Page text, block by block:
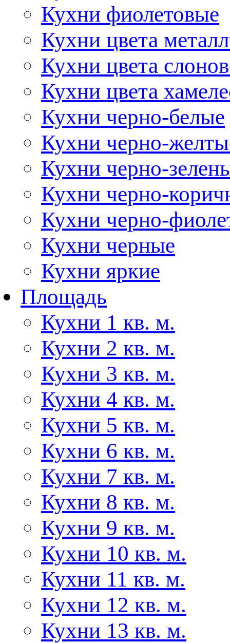
Кухни фиолетовые
Кухни цвета
Кухни цвета
Кухни цвета
Кухни черно-белые
Кухни черно-
Кухни черно-
Кухни черно-
Кухни черно-
Кухни черные
Кухни яркие
Площадь
Кухни 1 кв. м.
Кухни 2 кв. м.
Кухни 3 кв. м.
Кухни 4 кв. м.
Кухни 5 кв. м.
Кухни 6 кв. м.
Кухни 7 кв. м.
Кухни 8 кв. м.
Кухни 9 кв. м.
Кухни 10 кв. м.
Кухни 11 кв. м.
Кухни 12 кв. м.
Кухни 13 кв. м.